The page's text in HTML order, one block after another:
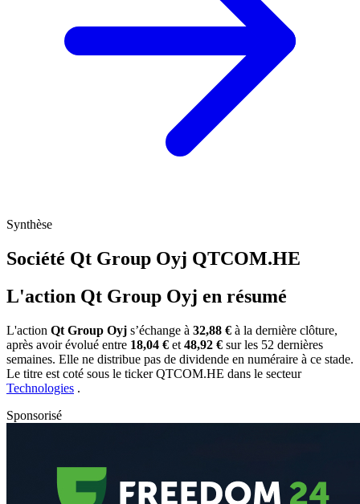
Synthèse
Société Qt Group Oyj QTCOM.HE
L'action Qt Group Oyj en résumé
L'action Qt Group Oyj s’échange à 32,88 € à la dernière clôture,
après avoir évolué entre 18,04 € et 48,92 € sur les 52 dernières
semaines. Elle ne distribue pas de dividende en numéraire à ce stade.
Le titre est coté sous le tickerQTCOM.HE dans le secteur
Technologies .
Sponsorisé